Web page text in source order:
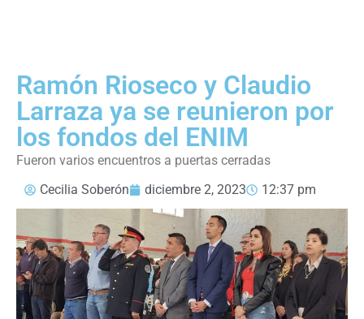
Ramón Rioseco y Claudio
Larraza ya se reunieron por
los fondos del ENIM
Fueron varios encuentros a puertas cerradas
Cecilia Soberón
diciembre 2, 2023 12:37 pm